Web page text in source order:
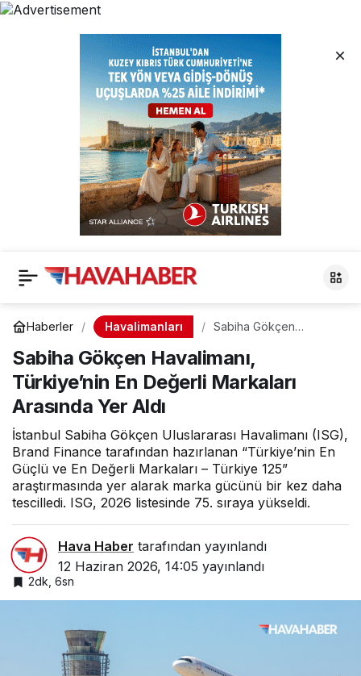
Haberler Havalimanları
Sabiha Gökçen
En Değerli Markaları
Arasında Yer Aldı
Sabiha Gökçen Havalimanı,
Türkiye’nin En Değerli Markaları
Arasında Yer Aldı
İstanbul Sabiha Gökçen Uluslararası Havalimanı (ISG),
Brand Finance tarafından hazırlanan “Türkiye’nin En
Güçlü ve En Değerli Markaları – Türkiye 125”
araştırmasında yer alarak marka gücünü bir kez daha
tescilledi. ISG, 2026 listesinde 75. sıraya yükseldi.
Hava Haber tarafından yayınlandı
12 Haziran 2026, 14:05 yayınlandı
2dk, 6sn